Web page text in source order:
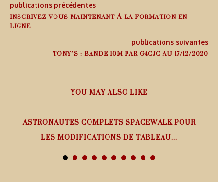
publications précédentes
INSCRIVEZ-VOUS MAINTENANT À LA FORMATION EN
LIGNE
publications suivantes
TONY’S : BANDE 10M PAR G4CJC AU 17/12/2020
YOU MAY ALSO LIKE
ASTRONAUTES COMPLETS SPACEWALK POUR
LES MODIFICATIONS DE TABLEAU...